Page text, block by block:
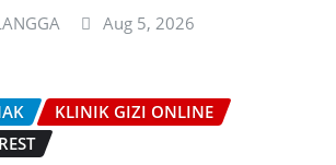
Aug 5, 2026
KLINIK GIZI ONLINE